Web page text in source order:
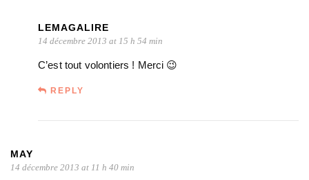
LEMAGALIRE
14 décembre 2013 at 15 h 54 min
C’est tout volontiers ! Merci 😉
REPLY
MAY
14 décembre 2013 at 11 h 40 min